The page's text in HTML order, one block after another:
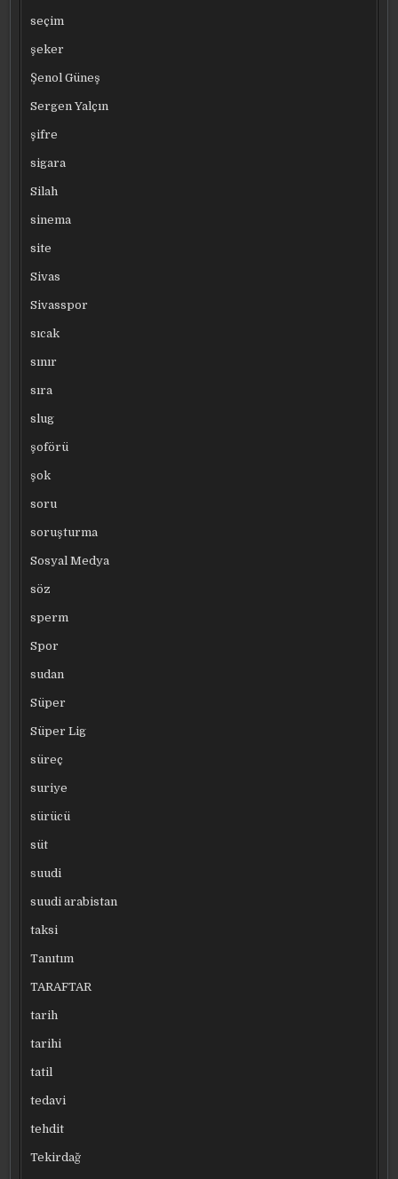
seçim
şeker
Şenol Güneş
Sergen Yalçın
şifre
sigara
Silah
sinema
site
Sivas
Sivasspor
sıcak
sınır
sıra
slug
şoförü
şok
soru
soruşturma
Sosyal Medya
söz
sperm
Spor
sudan
Süper
Süper Lig
süreç
suriye
sürücü
süt
suudi
suudi arabistan
taksi
Tanıtım
TARAFTAR
tarih
tarihi
tatil
tedavi
tehdit
Tekirdağ